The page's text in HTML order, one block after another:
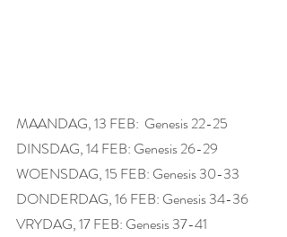
MAANDAG, 13 FEB:  Genesis 22-25
DINSDAG, 14 FEB: Genesis 26-29
WOENSDAG, 15 FEB: Genesis 30-33
DONDERDAG, 16 FEB: Genesis 34-36
VRYDAG, 17 FEB: Genesis 37-41